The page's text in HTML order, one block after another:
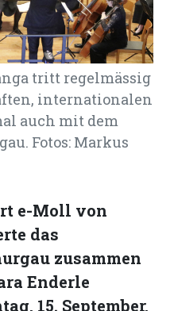
tritt regelmässig
internationalen
auch mit dem
Fotos: Markus
e-Moll von
das
zusammen
Enderle
15. September,